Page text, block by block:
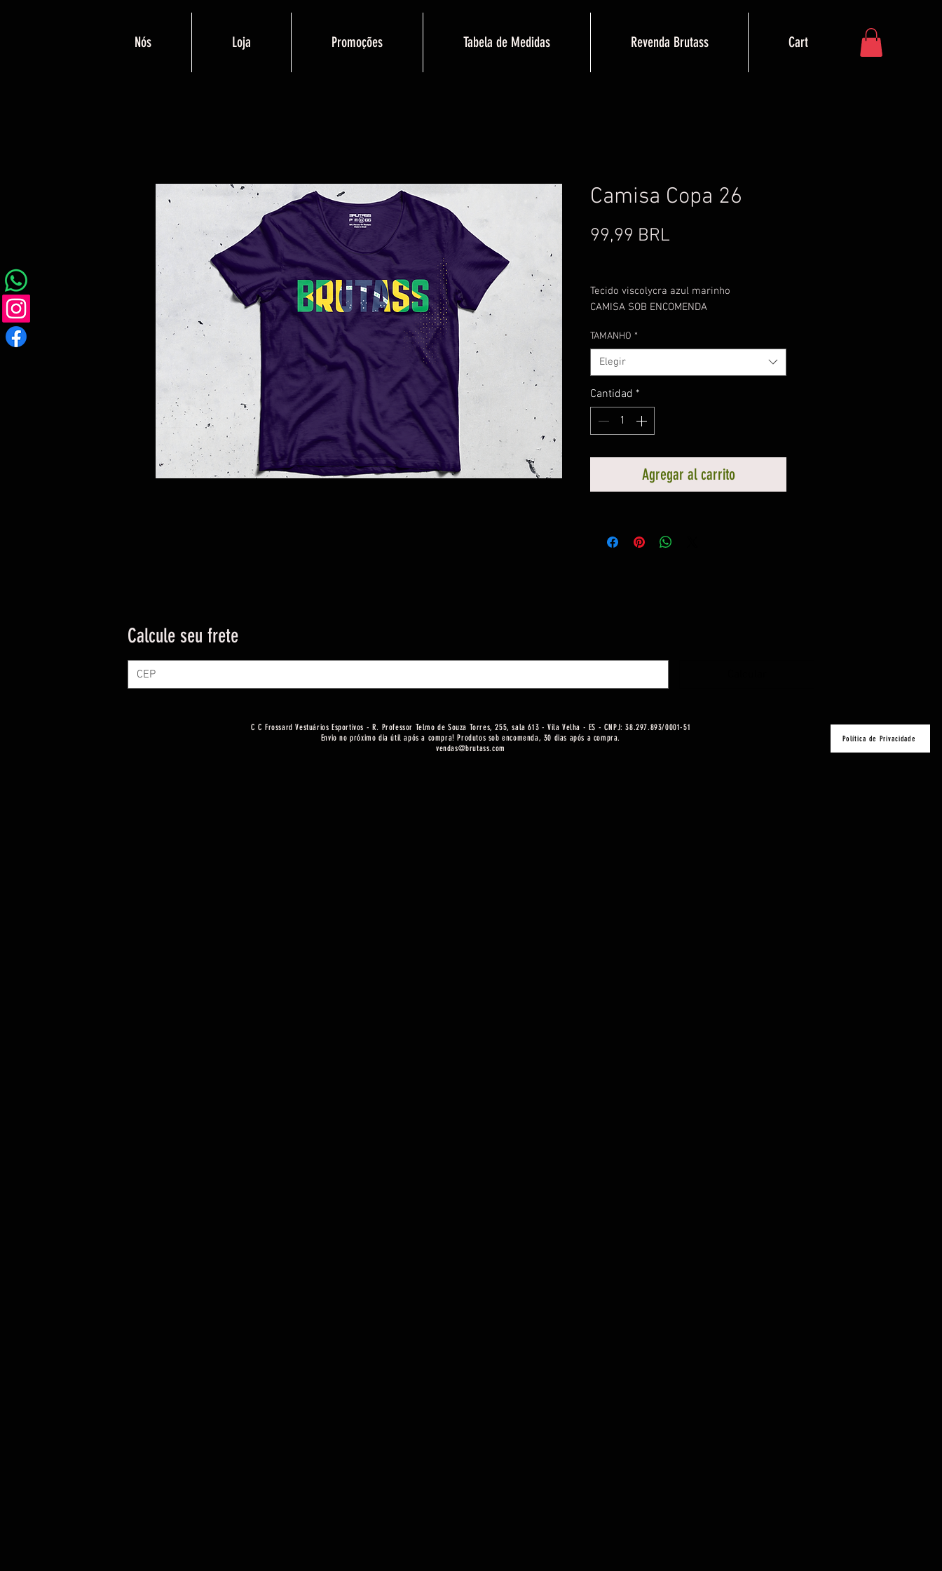
Nós Loja Promoções Tabela de Medidas Revenda Brutass Cart
Camisa Copa 26
99,99 BRL
Tecido viscolycra azul marinho
CAMISA SOB ENCOMENDA
TAMANHO *
Elegir
Cantidad *
Agregar al carrito
Calcule seu frete
C C Frossard Vestuários Esportivos - R. Professor Telmo de Souza Torres, 255, sala 613 - Vila Velha - ES - CNPJ: 38.297.893/0001-51
Envio no próximo dia útil após a compra! Produtos sob encomenda, 30 dias após a compra.
vendas@brutass.com
Política de Privacidade